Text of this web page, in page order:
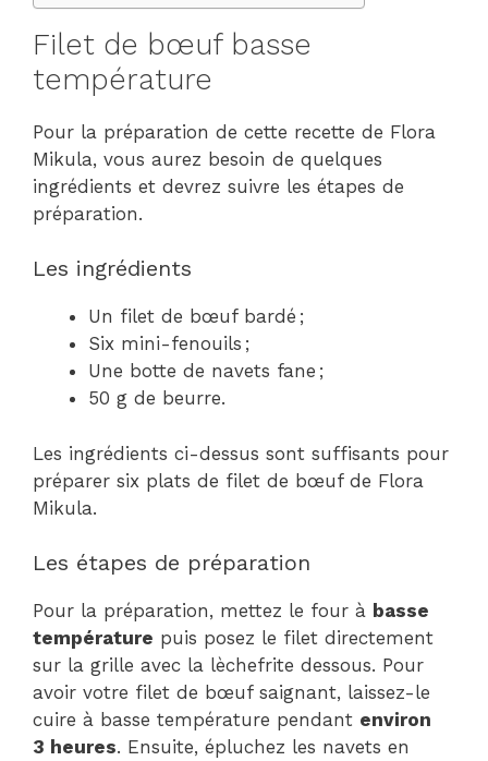
Filet de bœuf basse
température
Pour la préparation de cette recette de Flora
Mikula, vous aurez besoin de quelques
ingrédients et devrez suivre les étapes de
préparation.
Les ingrédients
Un filet de bœuf bardé ;
Six mini-fenouils ;
Une botte de navets fane ;
50 g de beurre.
Les ingrédients ci-dessus sont suffisants pour
préparer six plats de filet de bœuf de Flora
Mikula.
Les étapes de préparation
Pour la préparation, mettez le four à basse
température puis posez le filet directement
sur la grille avec la lèchefrite dessous. Pour
avoir votre filet de bœuf saignant, laissez-le
cuire à basse température pendant environ
3 heures. Ensuite, épluchez les navets en